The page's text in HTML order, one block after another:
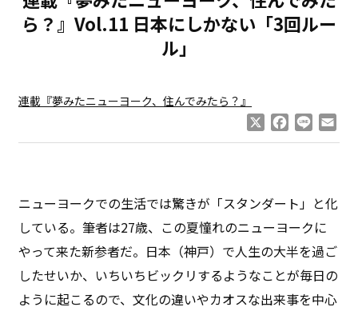
ら？』Vol.11 日本にしかない「3回ルー
ル」
連載『夢みたニューヨーク、住んでみたら？』
Facebook
Line
ニューヨークでの生活では驚きが「スタンダート」と化
している。筆者は27歳、この夏憧れのニューヨークに
やって来た新参者だ。日本（神戸）で人生の大半を過ご
したせいか、いちいちビックリするようなことが毎日の
ように起こるので、文化の違いやカオスな出来事を中心